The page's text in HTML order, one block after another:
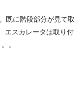
既に階段部分が見て取
エスカレータは取り付
。